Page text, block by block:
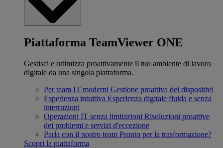
Piattaforma TeamViewer ONE
Gestisci e ottimizza proattivamente il tuo ambiente di lavoro
digitale da una singola piattaforma.
Per team IT moderni Gestione proattiva dei dispositivi
Esperienza intuitiva Esperienza digitale fluida e senza
interruzioni
Operazioni IT senza limitazioni Risoluzioni proattive
dei problemi e servizi d'eccezione
Parla con il nostro team Pronto per la trasformazione?
Scopri la piattaforma